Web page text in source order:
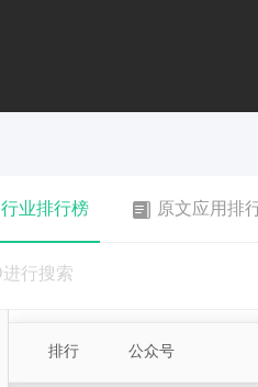
行业排行榜 原文应用排
排行 公众号